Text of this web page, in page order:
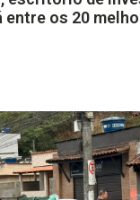
os 20